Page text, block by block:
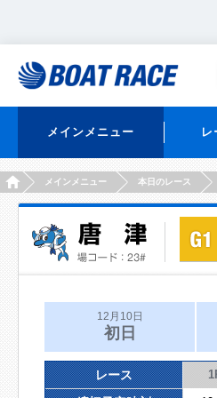
メインメニュー
HOMEメインメニュー 本日のレース
12月10日
初日
レース